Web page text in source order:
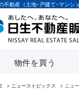
不動産（土地･戸建て･マンシ
物件を買う
ニューストピックス ニュ